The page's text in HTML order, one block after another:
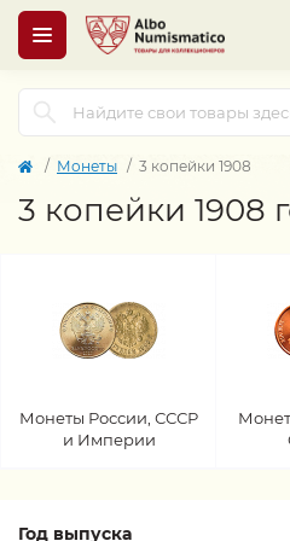
Монеты 3 копейки 1908
3 копейки 1908
Монеты России, СССР
и Империи
Год выпуска